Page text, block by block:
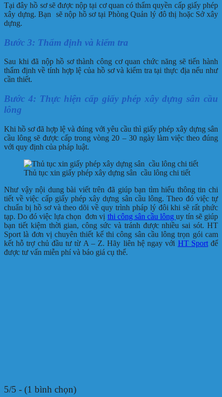
Tại đây hồ sơ sẽ được nộp tại cơ quan có thẩm quyền cấp giấy phép
xây dựng. Bạn sẽ nộp hồ sơ tại Phòng Quản lý đô thị hoặc Sở xây
dựng.
Bước 3: Thẩm định và kiểm tra
Sau khi đã nộp hồ sơ thành công cơ quan chức năng sẽ tiến hành
thẩm định về tính hợp lệ của hồ sơ và kiểm tra tại thực địa nếu như
cần thiết.
Bước 4: Thực hiện cấp giấy phép xây dựng sân cầu
lông
Khi hồ sơ đã hợp lệ và đúng với yêu cầu thì giấy phép xây dựng sân
cầu lông sẽ được cấp trong vòng 20 – 30 ngày làm việc theo đúng
với quy định của pháp luật.
Thủ tục xin giấy phép xây dựng sân cầu lông chi tiết
Như vậy nội dung bài viết trên đã giúp bạn tìm hiểu thông tin chi
tiết về việc cấp giấy phép xây dựng sân cầu lông. Theo đó việc tự
chuẩn bị hồ sơ và theo dõi về quy trình pháp lý đôi khi sẽ rất phức
tạp. Do đó việc lựa chọn đơn vị thi công sân cầu lông uy tín sẽ giúp
bạn tiết kiệm thời gian, công sức và tránh được nhiều sai sót. HT
Sport là đơn vị chuyên thiết kế thi công sân cầu lông trọn gói cam
kết hỗ trợ chủ đầu tư từ A – Z. Hãy liên hệ ngay với HT Sportđể
được tư vấn miễn phí và báo giá cụ thể.
5/5 - (1 bình chọn)